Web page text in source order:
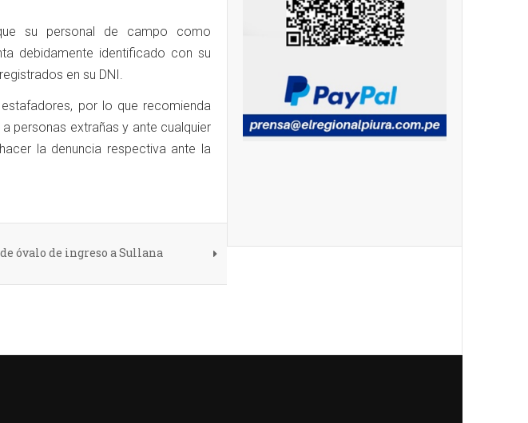
su personal de campo como
debidamente identificado con su
en su DNI.
por lo que recomienda
personas extrañas y ante cualquier
la denuncia respectiva ante la
óvalo de ingreso a Sullana